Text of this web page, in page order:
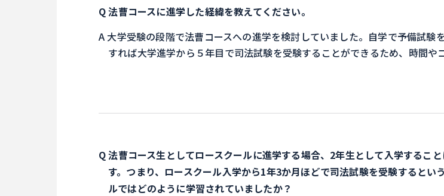
法曹コースに進学した経緯を教えてください。
大学受験の段階で法曹コースへの進学を検討していました。自学で予備試
すれば大学進学から５年目で司法試験を受験することができるため、時間や
法曹コース生としてロースクールに進学する場合、2年生として入学するこ
す。つまり、ロースクール入学から1年3か月ほどで司法試験を受験すると
ルではどのように学習されていましたか？